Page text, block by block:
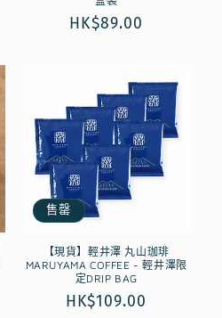
定
HK$89.00
售罄
【現貨】輕井澤 丸山珈琲
MARUYAMA COFFEE - 輕井澤限
定DRIP BAG
定
HK$109.00